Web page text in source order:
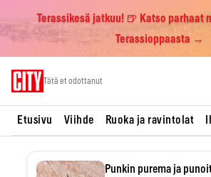
Terassikesä jatkuu! 🍺 Katso parhaat
Terassioppaasta →
Tätä et odottanut
Etusivu Viihde Ruoka ja ravintolat
Punkin purema ja